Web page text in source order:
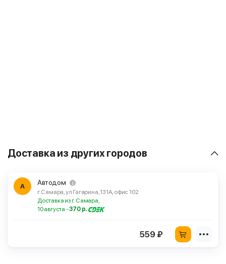
Доставка из других городов
А Автодом
г. Самара, ул Гагарина, 131А, офис 102
Доставка из г. Самара,
10 августа -370 р.
559 ₽